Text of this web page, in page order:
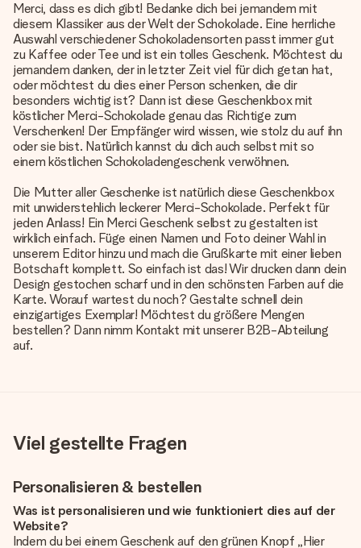
Merci, dass es dich gibt! Bedanke dich bei jemandem mit
diesem Klassiker aus der Welt der Schokolade. Eine herrliche
Auswahl verschiedener Schokoladensorten passt immer gut
zu Kaffee oder Tee und ist ein tolles Geschenk. Möchtest du
jemandem danken, der in letzter Zeit viel für dich getan hat,
oder möchtest du dies einer Person schenken, die dir
besonders wichtig ist? Dann ist diese Geschenkbox mit
köstlicher Merci-Schokolade genau das Richtige zum
Verschenken! Der Empfänger wird wissen, wie stolz du auf ihn
oder sie bist. Natürlich kannst du dich auch selbst mit so
einem köstlichen Schokoladengeschenk verwöhnen.
Die Mutter aller Geschenke ist natürlich diese Geschenkbox
mit unwiderstehlich leckerer Merci-Schokolade. Perfekt für
jeden Anlass! Ein Merci Geschenk selbst zu gestalten ist
wirklich einfach. Füge einen Namen und Foto deiner Wahl in
unserem Editor hinzu und mach die Grußkarte mit einer lieben
Botschaft komplett. So einfach ist das! Wir drucken dann dein
Design gestochen scharf und in den schönsten Farben auf die
Karte. Worauf wartest du noch? Gestalte schnell dein
einzigartiges Exemplar! Möchtest du größere Mengen
bestellen? Dann nimm Kontakt mit unserer B2B-Abteilung
auf.
Viel gestellte Fragen
Personalisieren & bestellen
Was ist personalisieren und wie funktioniert dies auf der
Website?
Indem du bei einem Geschenk auf den grünen Knopf „Hier